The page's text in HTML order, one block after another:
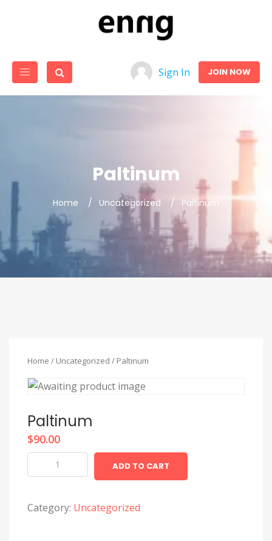
Sign In JOIN NOW
Paltinum
Home Uncategorized Paltinum
Home / Uncategorized / Paltinum
Paltinum
$90.00
Paltinum
quantity
ADD TO CART
Category: Uncategorized